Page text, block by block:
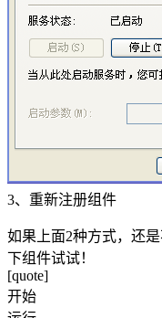
3、重新注册组件
如果上面2种方式，还
下组件试试！
[quote]
开始